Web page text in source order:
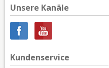
Unsere Kanäle
Kundenservice